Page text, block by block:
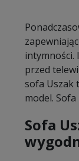
intymności.
przed
sofa Uszak
model.
Sofa